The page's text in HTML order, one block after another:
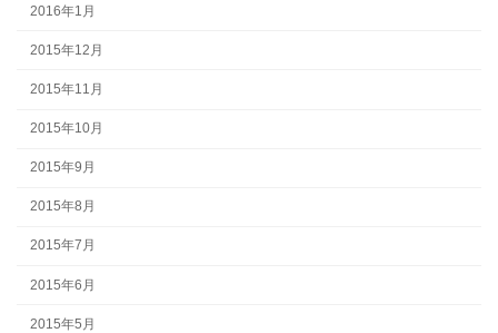
2016年1月
2015年12月
2015年11月
2015年10月
2015年9月
2015年8月
2015年7月
2015年6月
2015年5月